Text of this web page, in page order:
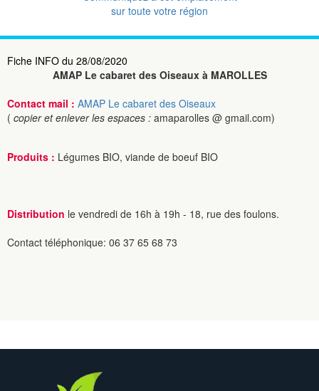
sur toute votre région
Fiche INFO du 28/08/2020
AMAP Le cabaret des Oiseaux à MAROLLES
Contact mail : AMAP Le cabaret des Oiseaux
( copier et enlever les espaces : amaparolles @ gmail.com)
Produits : Légumes BIO, viande de boeuf BIO
Distribution le vendredi de 16h à 19h - 18, rue des foulons.
Contact téléphonique: 06 37 65 68 73